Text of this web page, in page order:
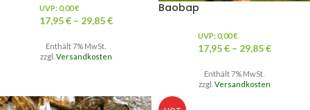
UVP:0,00€
17,95€ – 29,85€
Enthält 7% MwSt.
zzgl. Versandkosten
Baobap
UVP:0,00€
17,95€ – 29,85€
Enthält 7% MwSt.
zzgl. Versandkosten